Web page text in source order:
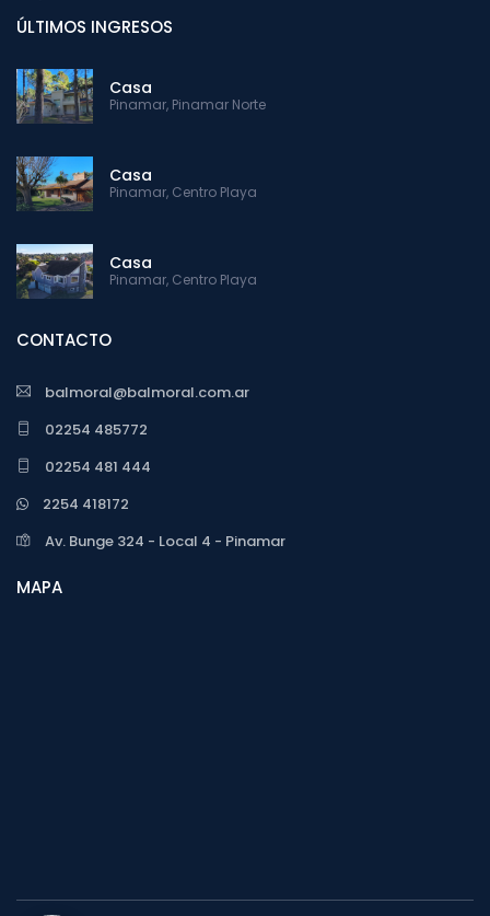
ÚLTIMOS INGRESOS
Casa
Pinamar, Pinamar Norte
Casa
Pinamar, Centro Playa
Casa
Pinamar, Centro Playa
CONTACTO
balmoral@balmoral.com.ar
02254 485772
02254 481 444
2254 418172
Av. Bunge 324 - Local 4 - Pinamar
MAPA